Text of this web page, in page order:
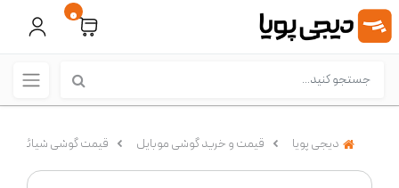
0
دیجی پویا قیمت و خرید گوشی موبایل قیمت گوشی شیائومی (Xiaomi)